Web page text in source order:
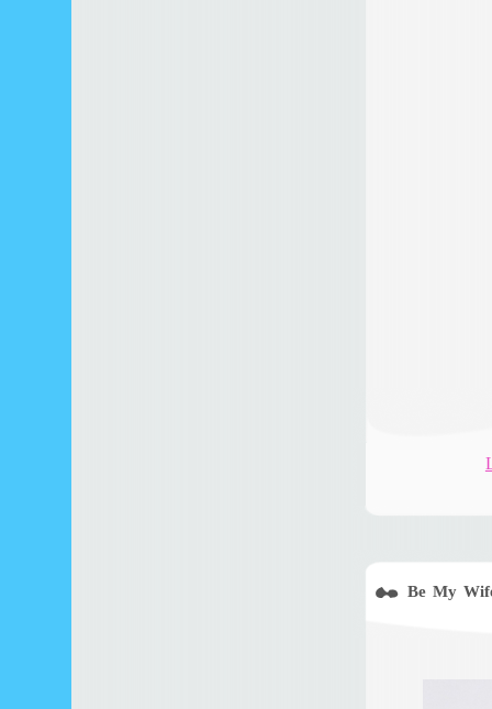
Be My